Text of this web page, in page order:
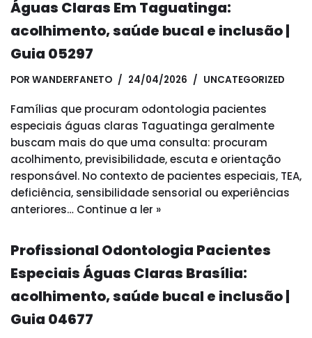
Águas Claras Em Taguatinga:
acolhimento, saúde bucal e inclusão |
Guia 05297
POR WANDERFANETO 24/04/2026 UNCATEGORIZED
Famílias que procuram odontologia pacientes
especiais águas claras Taguatinga geralmente
buscam mais do que uma consulta: procuram
acolhimento, previsibilidade, escuta e orientação
responsável. No contexto de pacientes especiais, TEA,
deficiência, sensibilidade sensorial ou experiências
anteriores… Continue a ler »
Profissional Odontologia Pacientes
Especiais Águas Claras Brasília:
acolhimento, saúde bucal e inclusão |
Guia 04677